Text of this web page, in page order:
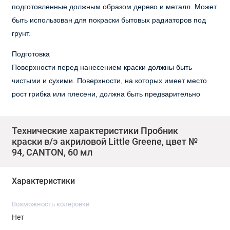
подготовленные должным образом дерево и металл. Может
быть использован для покраски бытовых радиаторов под
грунт.
Подготовка
Поверхности перед нанесением краски должны быть
чистыми и сухими. Поверхности, на которых имеет место
рост грибка или плесени, должна быть предварительно
обработаны стабилизационным составом. Поверхности,
ранее крашеные эмалями, должны быть обработаны
Хорошо размешайте краску. Краска готова для нанесения
кистью, валиком или безвоздушным распылителем. На
Технические характеристики Пробник
краски в/э акриловой Little Greene, цвет №
94, CANTON, 60 мл
Характеристики
Возможность колеровки
Нет